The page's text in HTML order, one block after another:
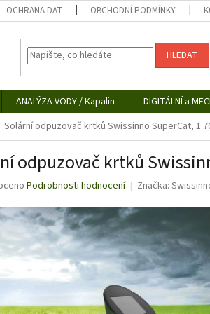
OCHRANA DAT OBCHODNÍ PODMÍNKY
HLEDAT
ANALÝZA VODY / Kapalin DIGITÁLNÍ a
Solární odpuzovač krtků Swissinno SuperCat, 1
odpuzovač krtků
Podrobnosti hodnocení Značka: